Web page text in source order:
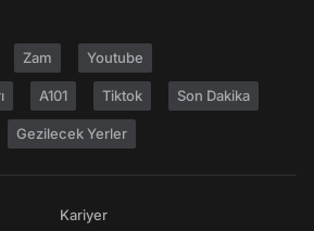
Zam Youtube
A101 Tiktok Son Dakika
Gezilecek Yerler
Kariyer